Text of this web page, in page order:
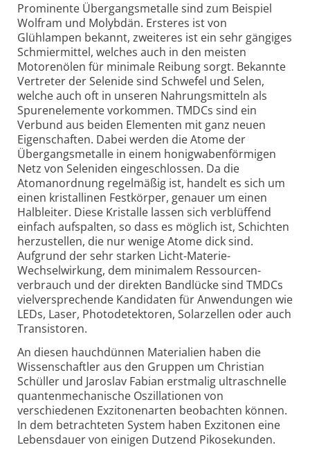
Prominente Übergangsmetalle sind zum Beispiel
Wolfram und Molybdän. Ersteres ist von
Glühlampen bekannt, zweiteres ist ein sehr gängiges
Schmiermittel, welches auch in den meisten
Motorenölen für minimale Reibung sorgt. Bekannte
Vertreter der Selenide sind Schwefel und Selen,
welche auch oft in unseren Nahrungs­mitteln als
Spurenelemente vorkommen. TMDCs sind ein
Verbund aus beiden Elementen mit ganz neuen
Eigenschaften. Dabei werden die Atome der
Übergangsmetalle in einem honigwabenförmigen
Netz von Seleniden eingeschlossen. Da die
Atomanordnung regelmäßig ist, handelt es sich um
einen kristallinen Festkörper, genauer um einen
Halbleiter. Diese Kristalle lassen sich verblüffend
einfach aufspalten, so dass es möglich ist, Schichten
herzustellen, die nur wenige Atome dick sind.
Aufgrund der sehr starken Licht-Materie-
Wechselwirkung, dem minimalem Ressourcen­
verbrauch und der direkten Bandlücke sind TMDCs
vielversprechende Kandidaten für Anwendungen wie
LEDs, Laser, Photo­detektoren, Solarzellen oder auch
Transistoren.
An diesen hauchdünnen Materialien haben die
Wissenschaftler aus den Gruppen um Christian
Schüller und Jaroslav Fabian erstmalig ultraschnelle
quantenmechanische Oszillationen von
verschiedenen Exzitonen­arten beobachten können.
In dem betrachteten System haben Exzitonen eine
Lebensdauer von einigen Dutzend Pikosekunden.